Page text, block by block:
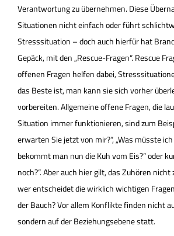
Verantwortung zu übernehmen. Diese
Situationen nicht einfach oder führt
Stresssituation – doch auch hierfür hat
Gepäck, mit den „Rescue-Fragen“. Rescue
offenen Fragen helfen dabei,
das Beste ist, man kann sie sich vorher
vorbereiten. Allgemeine offene Fragen, die
Situation immer funktionieren, sind zum
erwarten Sie jetzt von mir?“, „Was müsste
bekommt man nun die Kuh vom Eis?“ oder
noch?“. Aber auch hier gilt, das Zuhören
wer entscheidet die wirklich wichtigen
der Bauch? Vor allem Konflikte finden nicht
sondern auf der Beziehungsebene statt.